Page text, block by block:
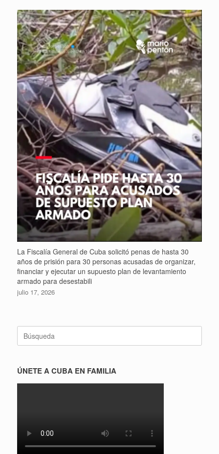
La Fiscalía General de Cuba solicitó penas de hasta 30
años de prisión para 30 personas acusadas de organizar,
financiar y ejecutar un supuesto plan de levantamiento
armado para desestabili
julio 17, 2026
Buscar:
ÚNETE A CUBA EN FAMILIA